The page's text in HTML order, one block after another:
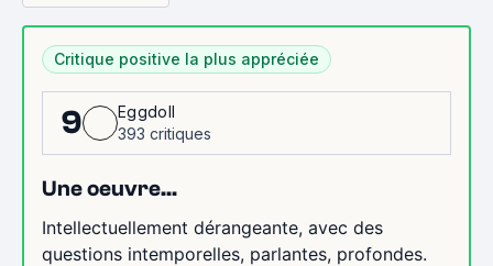
Critique positive la plus appréciée
9
Eggdoll
393 critiques
Une oeuvre...
Intellectuellement dérangeante, avec des
questions intemporelles, parlantes, profondes.